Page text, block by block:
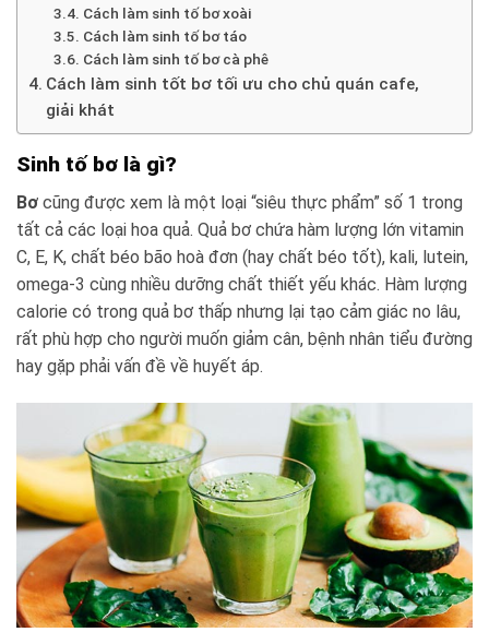
Cách làm sinh tố bơ xoài
Cách làm sinh tố bơ táo
Cách làm sinh tố bơ cà phê
Cách làm sinh tốt bơ tối ưu cho chủ quán cafe,
giải khát
Sinh tố bơ là gì?
Bơ cũng được xem là một loại “siêu thực phẩm” số 1 trong
tất cả các loại hoa quả. Quả bơ chứa hàm lượng lớn vitamin
C, E, K, chất béo bão hoà đơn (hay chất béo tốt), kali, lutein,
omega-3 cùng nhiều dưỡng chất thiết yếu khác. Hàm lượng
calorie có trong quả bơ thấp nhưng lại tạo cảm giác no lâu,
rất phù hợp cho người muốn giảm cân, bệnh nhân tiểu đường
hay gặp phải vấn đề về huyết áp.